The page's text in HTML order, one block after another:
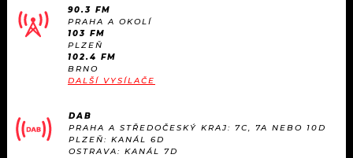
90.3 FM
PRAHA A OKOLÍ
103 FM
PLZEŇ
102.4 FM
BRNO
DALŠÍ VYSÍLAČE
DAB
PRAHA A STŘEDOČESKÝ KRAJ: 7C, 7A NEBO 10D
PLZEŇ: KANÁL 6D
OSTRAVA: KANÁL 7D